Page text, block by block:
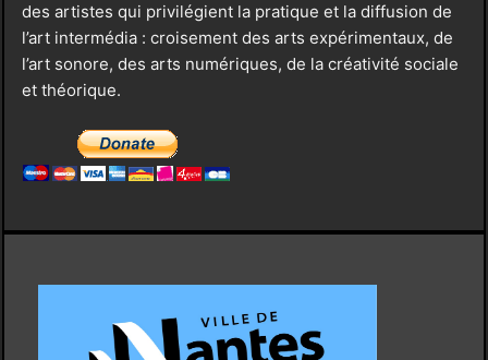
des artistes qui privilégient la pratique et la diffusion de
l’art intermédia : croisement des arts expérimentaux, de
l’art sonore, des arts numériques, de la créativité sociale
et théorique.